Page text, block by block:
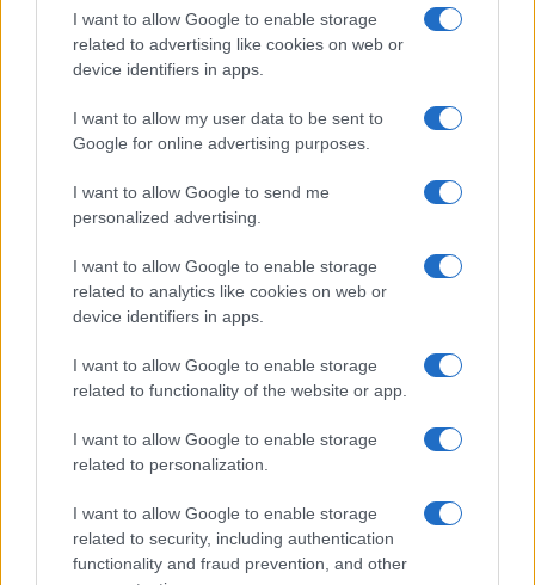
I want to allow Google to enable storage
related to advertising like cookies on web or
device identifiers in apps.
I want to allow my user data to be sent to
Google for online advertising purposes.
I want to allow Google to send me
personalized advertising.
I want to allow Google to enable storage
related to analytics like cookies on web or
device identifiers in apps.
I want to allow Google to enable storage
related to functionality of the website or app.
I want to allow Google to enable storage
related to personalization.
I want to allow Google to enable storage
related to security, including authentication
functionality and fraud prevention, and other
esigenze e problemi del tutto nuovi, come la Dad
dei figli, le famigerate lezioni scolastiche da
remoto, che statisticamente sono costate un
impegno di circa 3 ore al giorno, praticamente un
ulteriore lavoro part-time! Oppure quando si
chiede loro di riprogrammare il proprio lavoro in
modo orizzontale, con una maggiore autonomia e
tempi di risposta.
Ma riorganizzare l’agenda casa-lavoro non è
l’esperimento forzato dell’emergenza Covid. È un
salto culturale del dipendente
che sia) e dell’azienda i cui effetti positivi
potrebbero essere decisivi per la società globale
futura anche in ambito di salvaguardia ambientale